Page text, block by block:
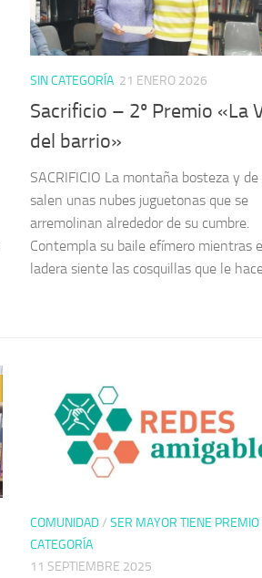
SIN CATEGORÍA 21 ENERO 2026
Sacrificio – 2º Premio «La
del barrio»
SACRIFICIO La montaña bosteza y de
salen unas nubes juguetonas que se
arremolinan alrededor de su cumbre.
Contempla su baile efímero mientras
ladera siente las cosquillas que le
COMUNIDAD/ SER MAYOR TIENE PREMIO
CATEGORÍA
11 SEPTIEMBRE 2025